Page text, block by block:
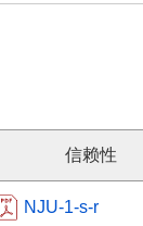
信赖性
NJU-1-s-r